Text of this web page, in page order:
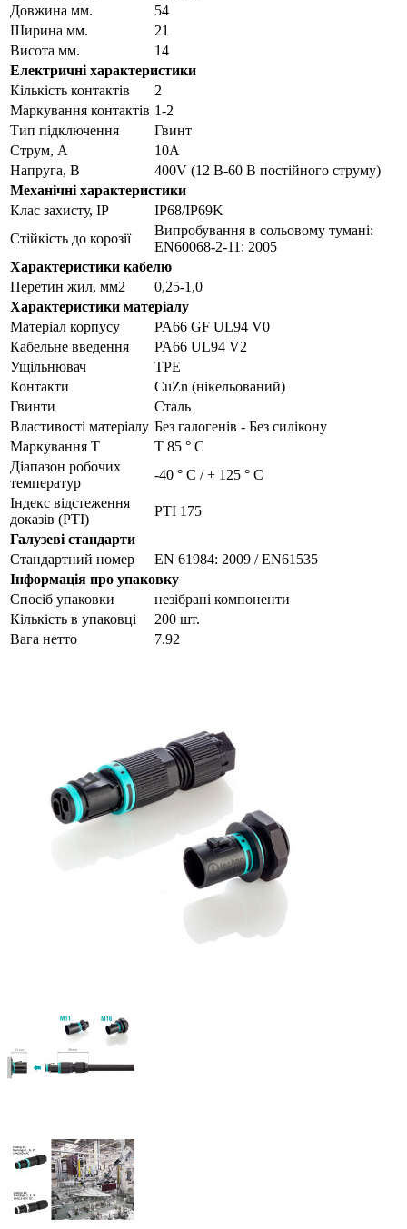
Довжина мм.
54
Ширина мм.
21
Висота мм.
14
Електричні характеристики
Кількість контактів
2
Маркування контактів 1-2
Тип підключення
Гвинт
Струм, А
10A
Напруга, В
400V (12 В-60 В постійного струму)
Механічні характеристики
Клас захисту, IP
IP68/IP69K
Стійкість до корозії
Випробування в сольовому тумані:
EN60068-2-11: 2005
Характеристики кабелю
Перетин жил, мм2
0,25-1,0
Характеристики матеріалу
Матеріал корпусу
PA66 GF UL94 V0
Кабельне введення
PA66 UL94 V2
Ущільнювач
TPE
Контакти
CuZn (нікельований)
Гвинти
Сталь
Властивості матеріалу Без галогенів - Без силікону
Маркування Т
Т 85 ° С
Діапазон робочих
температур
-40 ° C / + 125 ° C
Індекс відстеження
доказів (PTI)
PTI 175
Галузеві стандарти
Стандартний номер
EN 61984: 2009 / EN61535
Інформація про упаковку
Спосіб упаковки
незібрані компоненти
Кількість в упаковці
200 шт.
Вага нетто
7.92